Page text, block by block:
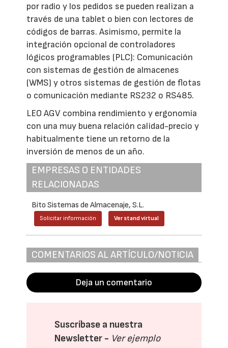
por radio y los pedidos se pueden realizan a
través de una tablet o bien con lectores de
códigos de barras. Asimismo, permite la
integración opcional de controladores
lógicos programables (PLC): Comunicación
con sistemas de gestión de almacenes
(WMS) y otros sistemas de gestión de flotas
o comunicación mediante RS232 o RS485.
LEO AGV combina rendimiento y ergonomía
con una muy buena relación calidad-precio y
habitualmente tiene un retorno de la
inversión de menos de un año.
EMPRESAS O ENTIDADES
RELACIONADAS
Bito Sistemas de Almacenaje, S.L.
Solicitar información Ver stand virtual
COMENTARIOS AL ARTÍCULO/NOTICIA
Deja un comentario
Suscríbase a nuestra
Newsletter - Ver ejemplo